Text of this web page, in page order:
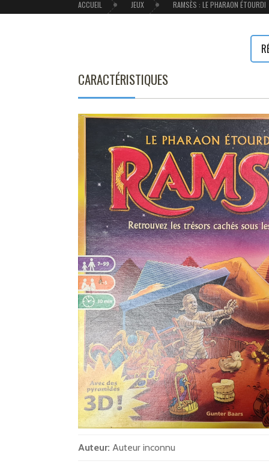
ACCUEIL JEUX RAMSÈS : LE PHARAON ÉTOURDI
CARACTÉRISTIQUES
Auteur: Auteur inconnu